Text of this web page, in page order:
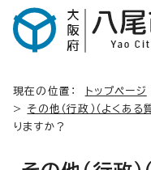
現在の位置： トップページ
> その他（行政）（よくある
りますか？